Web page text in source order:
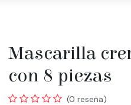
Mascarilla
con 8 piezas
(0 reseña)